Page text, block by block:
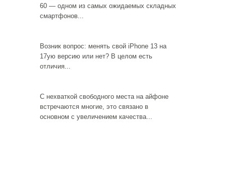
60 — одном из самых ожидаемых складных
смартфонов...
Возник вопрос: менять свой iPhone 13 на
17ую версию или нет? В целом есть
отличия...
С нехваткой свободного места на айфоне
встречаются многие, это связано в
основном с увеличением качества...